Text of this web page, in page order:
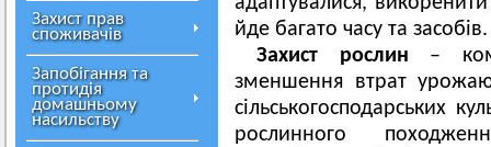
Захист прав
споживачів
Запобігання та
протидія
домашньому
насильству
йде багато часу та засобів.
Захист рослин –
зменшення втрат
сільськогосподарських
рослинного